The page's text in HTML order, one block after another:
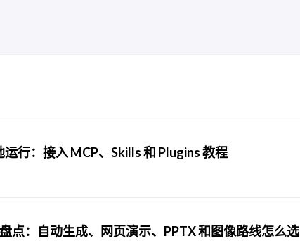
行：接入 MCP、Skills 和 Plugins 教程
点：自动生成、网页演示、PPTX 和图像路线怎么选